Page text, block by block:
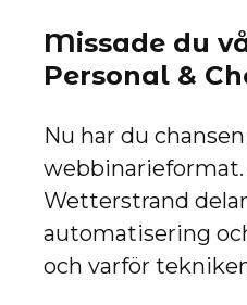
Missade du
Personal &
Nu har du
webbinarieformat.
Wetterstrand
automatisering
och varför